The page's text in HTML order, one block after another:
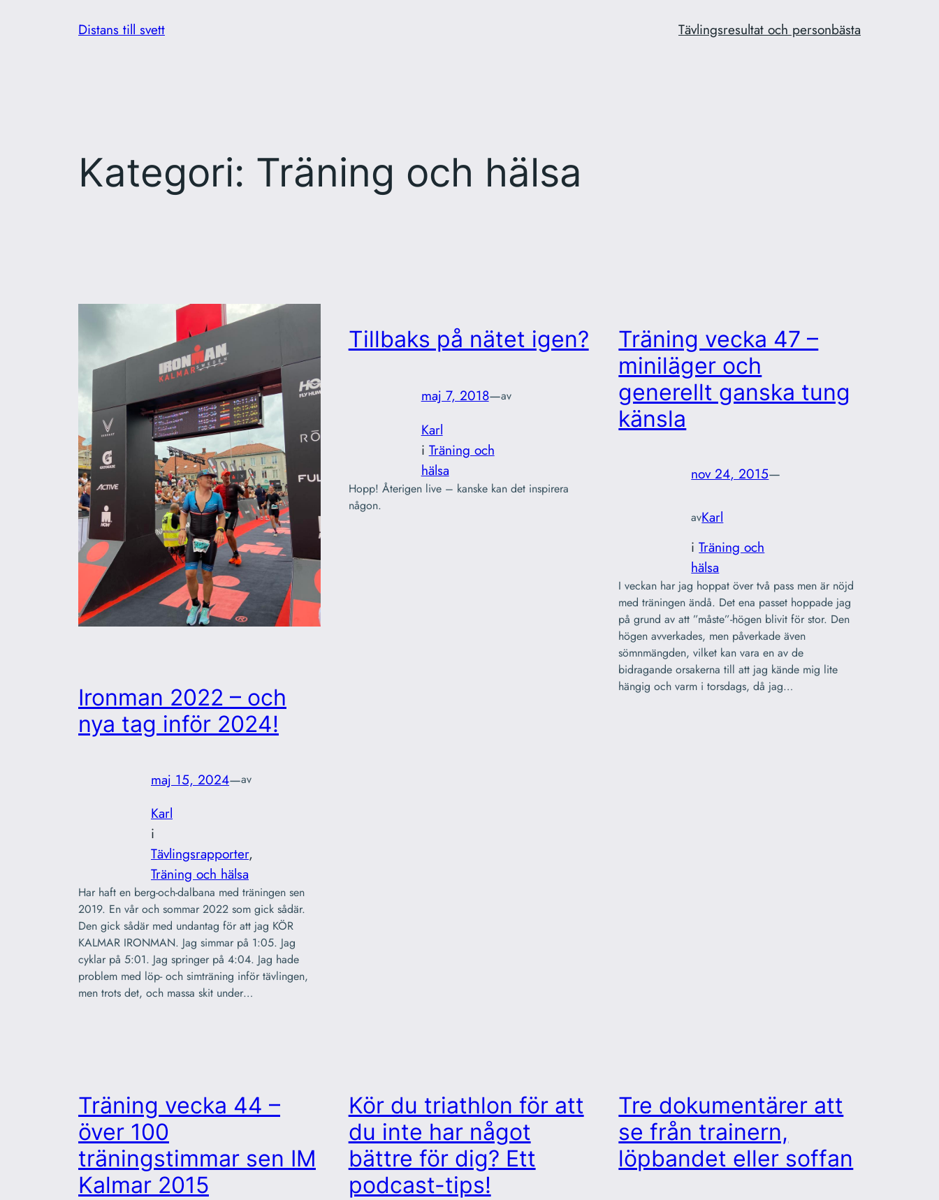
Distans till svett Tävlingsresultat och personbästa
Kategori: Träning och hälsa
Ironman 2022 – och
nya tag inför 2024!
maj 15, 2024—av
Karl
i
Tävlingsrapporter
Träning och hälsa
Har haft en berg-och-dalbana med träningen sen
2019. En vår och sommar 2022 som gick sådär.
Den gick sådär med undantag för att jag KÖR
KALMAR IRONMAN. Jag simmar på 1:05. Jag
cyklar på 5:01. Jag springer på 4:04. Jag hade
problem med löp- och simträning inför tävlingen,
men trots det, och massa skit under…
Tillbaks på nätet igen?
maj 7, 2018—av
Karl
i Träning och
hälsa
Hopp! Återigen live – kanske kan det inspirera
någon.
Träning vecka 47 –
miniläger och
generellt ganska tung
känsla
nov 24, 2015—
avKarl
iTräning och
hälsa
I veckan har jag hoppat över två pass men är nöjd
med träningen ändå. Det ena passet hoppade jag
på grund av att ”måste”-högen blivit för stor. Den
högen avverkades, men påverkade även
sömnmängden, vilket kan vara en av de
bidragande orsakerna till att jag kände mig lite
hängig och varm i torsdags, då jag…
Träning vecka 44 –
över 100
träningstimmar sen IM
Kalmar 2015
Kör du triathlon för att
du inte har något
bättre för dig? Ett
podcast-tips!
Tre dokumentärer att
se från trainern,
löpbandet eller soffan